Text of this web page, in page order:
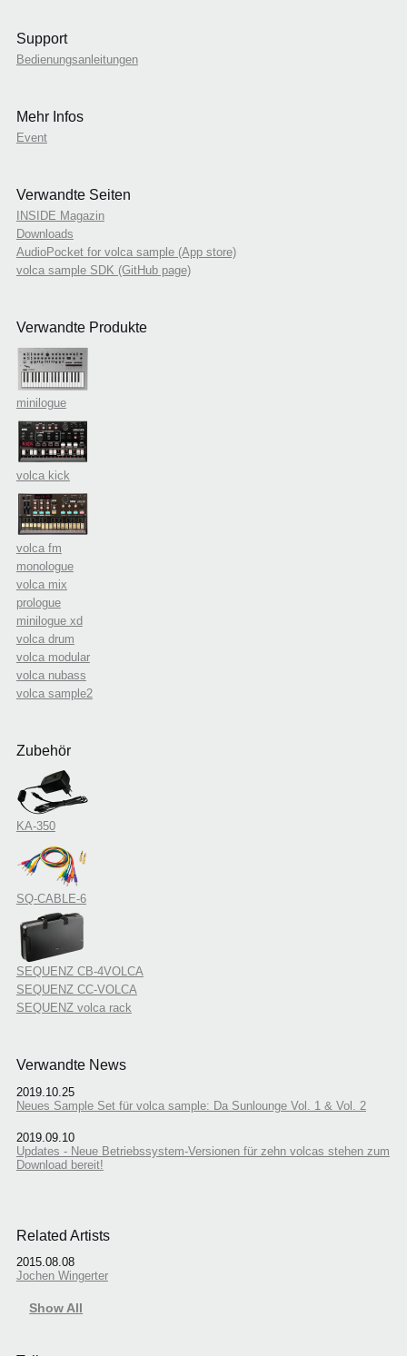
Support
Bedienungsanleitungen
Mehr Infos
Event
Verwandte Seiten
INSIDE Magazin
Downloads
AudioPocket for volca sample (App store)
volca sample SDK (GitHub page)
Verwandte Produkte
minilogue
volca kick
volca fm
monologue
volca mix
prologue
minilogue xd
volca drum
volca modular
volca nubass
volca sample2
Zubehör
KA-350
SQ-CABLE-6
SEQUENZ CB-4VOLCA
SEQUENZ CC-VOLCA
SEQUENZ volca rack
Verwandte News
2019.10.25
Neues Sample Set für volca sample: Da Sunlounge Vol. 1 & Vol. 2
2019.09.10
Updates - Neue Betriebssystem-Versionen für zehn volcas stehen zum
Download bereit!
Related Artists
2015.08.08
Jochen Wingerter
Show All